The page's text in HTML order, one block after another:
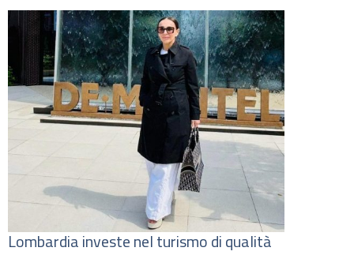
Lombardia investe nel turismo di qualità